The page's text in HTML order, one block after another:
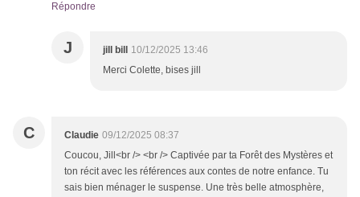
Répondre
J jill bill
10/12/2025 13:46
Merci Colette, bises jill
C Claudie 09/12/2025 08:37
Coucou, Jill<br /> <br /> Captivée par ta Forêt des Mystères et
ton récit avec les références aux contes de notre enfance. Tu
sais bien ménager le suspense. Une très belle atmosphère,